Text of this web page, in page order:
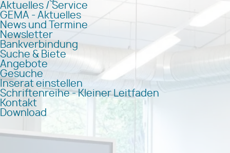
Aktuelles / Service
GEMA - Aktuelles
News und Termine
Newsletter
Bankverbindung
Suche & Biete
Angebote
Gesuche
Inserat einstellen
Schriftenreihe - Kleiner Leitfaden
Kontakt
Download